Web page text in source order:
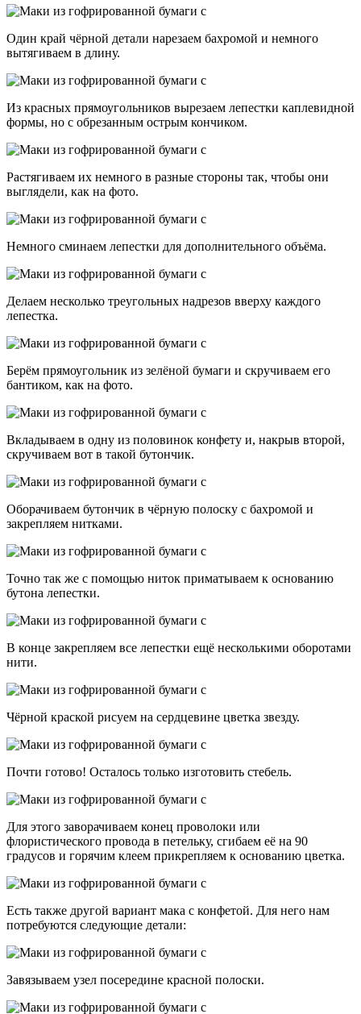
Один край чёрной детали нарезаем бахромой и немного
вытягиваем в длину.
Из красных прямоугольников вырезаем лепестки каплевидной
формы, но с обрезанным острым кончиком.
Растягиваем их немного в разные стороны так, чтобы они
выглядели, как на фото.
Немного сминаем лепестки для дополнительного объёма.
Делаем несколько треугольных надрезов вверху каждого
лепестка.
Берём прямоугольник из зелёной бумаги и скручиваем его
бантиком, как на фото.
Вкладываем в одну из половинок конфету и, накрыв второй,
скручиваем вот в такой бутончик.
Оборачиваем бутончик в чёрную полоску с бахромой и
закрепляем нитками.
Точно так же с помощью ниток приматываем к основанию
бутона лепестки.
В конце закрепляем все лепестки ещё несколькими оборотами
нити.
Чёрной краской рисуем на сердцевине цветка звезду.
Почти готово! Осталось только изготовить стебель.
Для этого заворачиваем конец проволоки или
флористического провода в петельку, сгибаем её на 90
градусов и горячим клеем прикрепляем к основанию цветка.
Есть также другой вариант мака с конфетой. Для него нам
потребуются следующие детали:
Завязываем узел посередине красной полоски.